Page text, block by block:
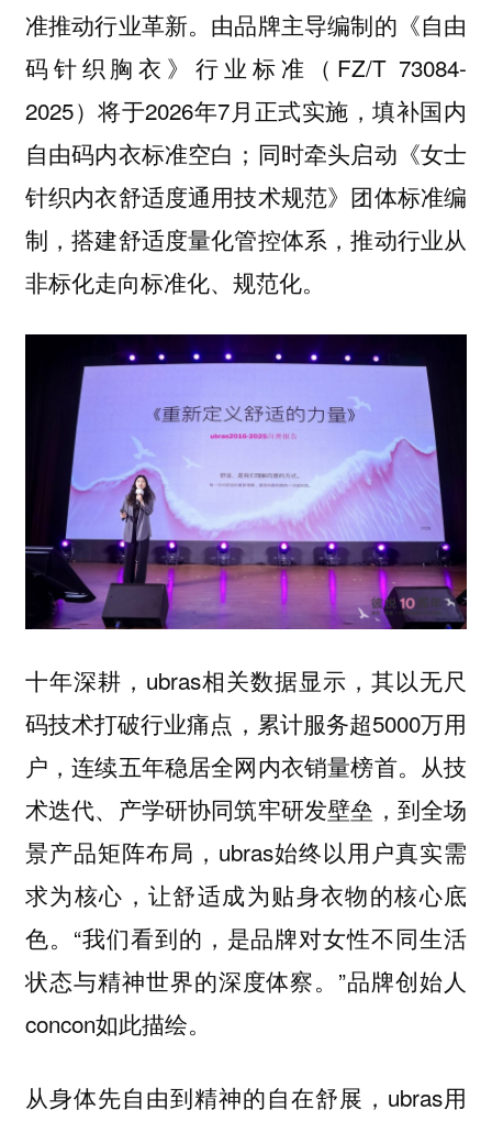
准推动行业革新。由品牌主导编制的《自由
码针织胸衣》行业标准（FZ/T 73084-
2025）将于2026年7月正式实施，填补国内
自由码内衣标准空白；同时牵头启动《女士
针织内衣舒适度通用技术规范》团体标准编
制，搭建舒适度量化管控体系，推动行业从
非标化走向标准化、规范化。
十年深耕，ubras相关数据显示，其以无尺
码技术打破行业痛点，累计服务超5000万用
户，连续五年稳居全网内衣销量榜首。从技
术迭代、产学研协同筑牢研发壁垒，到全场
景产品矩阵布局，ubras始终以用户真实需
求为核心，让舒适成为贴身衣物的核心底
色。“我们看到的，是品牌对女性不同生活
状态与精神世界的深度体察。”品牌创始人
concon如此描绘。
从身体先自由到精神的自在舒展，ubras用